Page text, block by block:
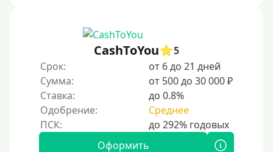
12000 руб
15000 руб
20000 руб
25000 руб
CashToYou
5
Срок:
от 6 до 21 дней
Сумма:
от 500 до 30 000 ₽
Ставка:
до 0.8%
Одобрение:
Среднее
Оформить